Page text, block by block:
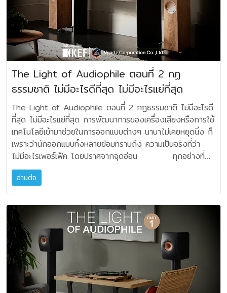
คุณภาพระดับอ้างอิง ผลิตขึ้นเพื่อตอบสนองนักฟังผู้หลงใหลใน
เสียงดนตรีอย่างแท้จริง สำหรับลำโพงในซีรีส์ซัมมิทที่ใช้ไดรเวอร์
ขนาด 8 นิ้ว (200 มิลลิเมตร) ก็ต้องถือว่า SUMMIT AMA
เป็นลำโพงรุ่นเรือธงที่ JBL ภูมิใจนำเสนอ ชื่อ อามา
(Ama) มาจากยอดเขาชื่อว่า Ama Dablam แปลว่า “สร้อยคอ
ของแม่” ยอดเขาอามามีความสูง 6,812 เมตร อยู่ด้านตะวันออก
ของเอเวอเรสต์เบสแคมป์ รูปทรงของยอดเขานี้โดดเด่นมี
เอกลักษณ์ จึงถูกนำมาเป็นชื่อรุ่นของลำโพงขนาดวางหิ้ง
คุณภาพสูงเยี่ยมของ JBL SUMMIT AMA ถูกติดตั้ง
ด้วยไดรเวอร์แบบ dual-diaphragm และ dual-motor
compression รุ่น D2815K ขนาด 1.5 นิ้ว อันเป็นสิทธิบัตร
เฉพาะของ JBL โดยจับคู่ทำงานกับ Horn ขนาดใหญ่
Sonoglass® High-Definition Imaging (HDI™) เพื่อขับขาน
เสียงในย่านความถี่สูง ส่วนไดรเวอร์หลักของ SUMMIT AMA
คือ ไดรเวอร์โครงโลหะหล่อขนาด 8 นิ้ว (200 มิลลิเมตร)
ไดรเวอร์นี้ถูกออกแบบให้ใช้กรวยไดอะแฟรมแบบ triple-layer
ซึ่งเป็น Hybrid Carbon Cellulose Composite Cone
(HC4) ซึ่งเป็นนวัตกรรมใหม่ ใช้แผ่นคาร์บอนไฟเบอร์และเยื่อ
กระดาษชนิดพิเศษ ประกบเข้าด้วยกัน โดยมีแกนกลางเป็น
closed-cell foam กรวยแบบไฮบริดนี้ ถูกออกแบบคิดค้นเพื่อ
ให้ได้กรวยไดรเวอร์ที่มีความแข็งแกร่ง แต่น้ำหนักเบา และเป็น
เหตุผลสำคัญที่ทำให้ลำโพงขับพลังเสียงได้เต็มกำลัง โดยมีค่า
ความผิดเพี้ยนต่ำที่สุด อุปกรณ์ที่มีความสำคัญยิ่ง สำหรับ
แบ่งแยกความถี่แต่ละช่องไปยังไดรเวอร์ในลำโพง SUMMIT
ปราศจากความผิดเพี้ยน และให้ bandwidth กว้างมาก
ด้วยความสามารถในการอัดฉีดกระแสปริมาณมหาศาล แอมป์ No
631 จึงให้เสียงดนตรีได้อย่างสม่ำเสมอ ด้วย bandwidth ที่
กว้างขวางครอบคลุม แอมปลิไฟเออร์นี้จึงให้พลังขับเหลือเฟือ
สำหรับลำโพงทุกคู่ ให้เสียงที่สะอาดบริสุทธิ์ ที่ไร้การรบกวนของ
คลื่นไฟฟ้า ให้รายละเอียดครบทุกย่านความถี่ เปิดโปร่งและนุ่มนวล
เป็นธรรมชาติ ไม่ว่าจะรับฟังเสียงวงออเคสตราที่บรรเลงเต็มที่
หรือจะเป็นเสียงแผ่วเบาจากเครื่องดนตรีน้อยชิ้น การวางผัง
ชิ้นส่วนภายในเครื่องแอมป์ No 631 เป็นสถาปัตยกรรมแบบโมดู
ลาร์ เพื่อแยกวงจรในส่วนอนาล็อคออกจากภาคเพาเวอร์ซัพพลาย
โดยวางชิ้นส่วนสำคัญบนแท่นยางเฉพาะ Mark levinson เลือก
ใช้ระบบดูดซับความสั่นสะเทือนสำหรับฐานของตัวเครื่อง โดย
ออกแบบฐานรองที่มั่นคงและเป็นอิสระจากพื้นที่รองรับ เพื่อ
ป้องกันการสั่นไหวที่อาจรบกวนการทำงาน รูปลักษณ์
ภายนอกของแอมป์ No 631 ดีไซน์สง่าแบบทาวเวอร์ทรงสูง
และได้ถูกออกแบบตามหลัก Tectonic โดยตัวเครื่องขึ้นรูปจาก
ซิลเวอร์ ส่วนกลางด้านหน้าดูแวววาวด้วยวัสดุกระจก เดินขอบ
ด้วนเส้นไปสีแดง เพื่อขับเน้นความงามของแผงหน้า แผงด้านบน
เป็นแผ่นกระจก ดูเด่นด้วนเส้นไฟสีแดง พื้นที่ส่วนที่เหลือเป็นส่วน
ระบายความร้อน คือแผง heat sink เพื่อประสิทธิภาพสูงสุดใน
การลดอุณหภูมิขณะใช้งาน ความโดดเด่นของแอมปลิไฟเออร์
No 631 - ออกแบบตามหลัก Tectonic Industrial
Design ตกแต่งด้วยเส้นไฟสีแดง เอกลักษณ์ของ Mark
พื้นๆ โดยทั่วไปอยู่แล้วนะครับ ผมจึงไม่ได้ปฏิเสธหลักการใดๆ ทั้ง
สิ้นในการเล่นเครื่องเสียง และถ้าเราจะเสริมอะไร ปรับปรุง
เปลี่ยนแปลงในระบบอย่างใด เราควรรู้การตอบสนองความถี่ของ
ชิ้นดนตรีด้วย สมมุติว่า ตอนนี้ความถี่ต่ำในซิสเต็ม
ของเราน้อยไป ทำให้อาจจะขาดเสียงของเครื่องดนตรีบางอย่าง
ได้ เรามาดูกันว่า ถ้าจะเสริม Active Sub-Woofer ชุดเครื่อง
เสียงเราจะครอบคลุมชิ้นดนตรีใดบ้าง? จาก
ประสบการณ์ ในการทำระบบ Professional และ Home Use
ความถี่ต่ำที่มีจุดตัดตั้งแต่ 250Hz ลงไปจนถึง 20Hz หรือต่ำ
กว่า ผมถือว่าเป็นย่านความถี่ครอบคลุมการทำงานของSub-
Woofer ยกตัวอย่างชิ้นดนตรีที่เกี่ยวข้อง กับ
ความถี่ต่ำที่สำคัญช่วงนี้คือ - ออร์แกนท่อ / คีย์บอร์ด / ซินธีไซ
เซอร์ สนองความถี่ช่วงต่ำลึกได้ถึง 20Hz - เปียโน สนอง
ความถี่ช่วงต่ำลึกได้ถึง 25Hz - ทูบา / ฮาร์พ สนองความถี่
ช่วงต่ำลึกได้ถึง 30Hz - ดับเบิ้ลเบส สนองความถี่ช่วงต่ำลึก
ได้ถึง 30Hz - ฮาร์ปซิคอร์ด สนองความถี่ช่วงต่ำลึกได้ถึง
40Hz - เบสกีต้าร์ สนองความถี่ช่วงต่ำลึกได้ถึง 40Hz - อคู
สติค อิเลคทริกกีต้าร์ สนองความถี่ช่วงต่ำลึกได้ถึง 80Hz -
เฟรนซ์ฮอร์น / ทรอมโบน / บาสซูน สนองความถี่ช่วงต่ำลึกได้
ถึง 60Hz - เทนเนอร์แซ็กซ์ สนองความถี่ช่วงต่ำลึกถึง
120Hz แม้แต่เสียงร้องของศิลปินนักร้องชายก็สนอง
ตอบความถี่ช่วงต่ำลึกได้ถึง 100Hz ดังนั้น เราก็คงต้องมา
วิเคราะห์ สิ่งที่เราได้ยินจากระบบลำโพง-เครื่องเสียงของเราว่า
หนึ่ง แล้วจะต้องเปลี่ยนอะไรตามมาอีก 2. การเล่นใน
ระบบสเตอริโอเชิงซ้อน ด้วยการเชื่อมต่อสายลำโพงเป็น Bi-Wire
ในประสบการณ์ส่วนตัวผม ยอมรับว่าไม่ค่อยแนะนำวิธีการนี้ เพราะ
ที่ผ่านมา ลำโพงแบบ ไบร์-ไวร์ หลายคู่ก็มักจะมีปัญหาอาการผิด
เฟสได้ง่าย ถ้าแอมป์ที่ใช้ขับนั้นมีกำลังไม่มากพอ หรือศักยภาพใน
การควบคุมลำโพงไม่ถึง เมื่อการควบคุมย่านความถี่
อิมพิแดนซ์ต่างๆ ไม่แม่นยำ ผลตามมาคือเสียงแต่ละย่านความถี่
เปลี่ยนแปลงวูบวาบเกือบตลอดเวลาของการเพลย์แบ็ค
แต่ถ้าจัดระบบดี แอมป์ดี ลำโพงดี สายลำโพงดี เข้ากันหรือแมตช์
กันได้ลงตัว ระบบนี้ก็จะมีข้อดีเด่นตรงเสียงจากลำโพงจะเปิด
กว้างมากขึ้น เสียงหลุดลอยออกจากตู้ และมีมิติชัดเจนขึ้น
แต่การใช้สายลำโพงสองชุด จากแอมป์ ทำให้สิ้นเปลืองงบ
ประมาณ ที่ไม่ค่อยจะคุ้มค่านัก ระหว่างใช้สายลำโพง
รุ่นสูงๆ ชุดเดียว ในระบบ Single-Wire มักจะดีกว่า ระบบ Bi-
Wire ที่ต้องแบ่งงบไปใช้สายลำโพงระดับปานกลางสองชุด
ผมจึงไม่ค่อยแนะนำระบบ Bi-Wire ถ้าไม่มีความจำเป็นจริงๆ
อีกประการหนึ่ง การเล่นระบบ Bi-Wire นั้น มักจะทำให้
โทนัลบาลานซ์ของย่านความถี่ควบคุมยาก เสียงกลางแหลมมักจะ
พุ่งล้ำหน้าเกินจริง การประสานกันของตัวขับเสียง
แหลมและเสียงทุ้ม เมื่อจะต้องทำการเปล่ง “เสียงกลาง” หรือช่วง
Midrange ออกมาอาจจะลักลั่นกันได้ง่ายอีกด้วย
เรียกว่ามีข้อดีตรงเสียงเปิดกว้างขึ้น แต่ถ้าในระบบมีอะไรเป็นจุด
อ่อน ย่อมผิดเฟสได้ง่าย บางครั้งฟังขาดๆ เกินๆ ไม่เป็น
ธรรมชาตินัก จึงอยากให้ถือเป็นข้อพิจารณา ถ้าจะเล่น
การเล่นเครื่องเสียงมีพัฒนาการมาเป็นระยะเวลายาวนาน นับ
ตั้งแต่เสียงระบบโมโนMonophonic ช่องเสียงเดียว มาถึงระบบ
สองช่องเสียง Stereophonic และบางช่วงเวลาก็แผลงออกไป
ถึง Quadraphonic หรือระบบสี่ช่องเสียง (ที่ได้สูญสลาย
แนวทางไปแล้ว) ถ้าจะกล่าวว่า ส่วนที่เหลือคือ ทั้ง
ระบบเสียงช่องเสียงเดียว และระบบสองช่องเสียงนั้น ในปัจจุบัน
ความนิยมที่ถูกยอมรับเป็นสากลคือ ระบบสองช่องเสียง (ระบบ
สเตอริโอ) ระบบ Stereophonic ที่นักบันทึกเสียง
(Recording) และคนฟัง (Playback) เห็นพ้องกัน มานานแล้ว
ว่าพอเหมาะ พอควร สำหรับการแสดงผล ทั้งรายละเอียด การ
แยกแยะ การประสาน เวทีเสียง ตำแหน่ง และอิมเมจของเสียง
เป็นที่ยอมรับได้ แม้สตูดิโอจะสามารถบันทึกเสียง
ดนตรี แยกแยะออกมาได้ ถึง 48 แชนแนล ในทางปฏิบัติ แต่
ที่สุด Sound Engineer ก็จะต้องนำทั้งหมดมามิกซ์รวมกันให้
เหลือเพียง 2 แชนแนล อยู่ดี ส่วนระบบโมโนนั้น จะอยู่
ในกลุ่มนักเล่นวินเทจระดับไฮเอ็นด์ ที่ยังคงหลงใหลในเสน่ห์บาง
ประการของช่องเสียงตรงๆ แบบแชนแนลเดียว เรา
มาทบทวน องค์ประกอบระบบเสียงมาตรฐาน Stereophonic
ของโฮมออดิโอ นะครับ ที่ผมจะแยกออกเป็น สามส่วนหลัก และ
สองส่วนรอง คือ สามส่วนหลักได้แก่ 1. แหล่ง
โปรแกรม อันได้แก่ เครื่องเล่นแผ่นเสียง เครื่องเล่นซีดี เครื่องรับ
วิทยุหรือจูนเนอร์ เทปรีล สตรีมเมอร์ ที่จะมีหน้าที่ในการป้อน
สัญญาณอนาล็อก หรือดิจิตอล ให้กับภาคขยายอีกทีหนึ่ง
ส่วนที่เครื่องเล่นบางประเภทจะไปแยกรายละเอียดของ
The Light of Audiophile ตอนที่ 2 กฏ
ธรรมชาติ ไม่มีอะไรดีที่สุด ไม่มีอะไรแย่ที่สุด
The Light of Audiophile ตอนที่ 2 กฏธรรมชาติ ไม่มีอะไรดี
ที่สุด ไม่มีอะไรแย่ที่สุด การพัฒนาการของเครื่องเสียงหรือการใช้
เทคโนโลยีเข้ามาช่วยในการออกแบบต่างๆ นานาไม่เคยหยุดนิ่ง ก็
เพราะว่านักออกแบบทั้งหลายย่อมทราบถึง ความเป็นจริงที่ว่า
ไม่มีอะไรเพอร์เฟ็ค โดยปราศจากจุดอ่อน ทุกอย่างที่
เคยออกแบบมาในอดีตนั้นแม้ว่าจะดีที่สุดในความคิดไอเดียแล้ว แต่
ก็ยังมีจุดบกพร่อง ที่สมควรแก่การแก้ไขปรับปรุงอยู่เสมอ
เมื่อมีการค้นพบสิ่งที่ดีกว่า วงจรภาคขยายจากคุณภาพ
เสียงระดับ “ให้พอได้ยิน” ก็กลายเป็น เข้าถึง “ความเป็นจริง”
หรือ High Fidelity มากยิ่งขึ้นเรื่อยๆ หลักวิศวกรรม
เครื่องเสียงในเชิงอนาล็อกที่คิดค้นกันมานานนับศตวรรษอาจจะ
กล่าวได้ว่า เมื่อถึงจุดหนึ่ง ไม่มีอะไรที่เรียกว่า วงจรใหม่ แต่เป็น
“พื้นฐานวงจรเดิมที่ปรับปรุงพัฒนาใหม่” เท่านั้น
วงจรขยายแบบคลาส A มีข้อดีตรงการทำงานของวงจรและ
อุปกรณ์ เป็นเชิงเดี่ยว ได้คุณภาพเสียงไหลลื่นไร้รอยสะดุด แต่มี
อัตราสูญเสียเป็นความร้อนสูงเกินไป วงจรคลาส B
อ่านต่อ